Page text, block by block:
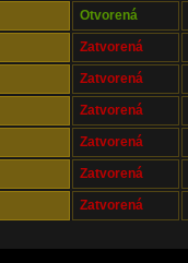
Otvorená
Zatvorená
Zatvorená
Zatvorená
Zatvorená
Zatvorená
Zatvorená